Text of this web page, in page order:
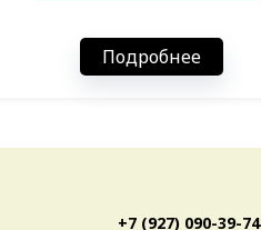
Подробнее
+7 (927) 090-39-74